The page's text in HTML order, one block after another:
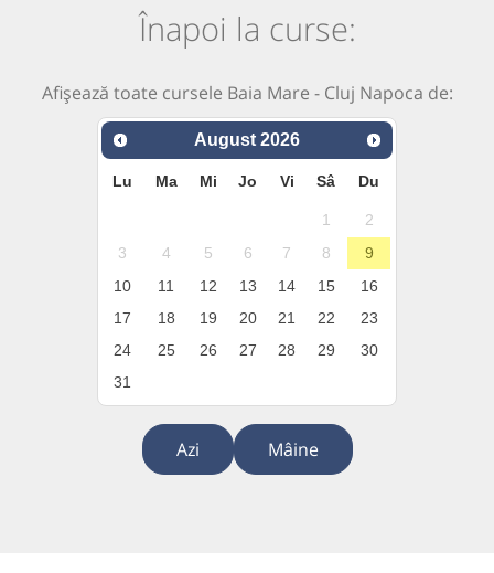
Înapoi la curse:
Afișează toate cursele Baia Mare - Cluj Napoca de:
August 2026
Lu Ma Mi Jo Vi Sâ Du
1
2
3
4 5 6 7 8
9
10
11 12 13 14 15
16
17
18 19 20 21 22
23
24
25 26 27 28 29
30
31
Azi Mâine